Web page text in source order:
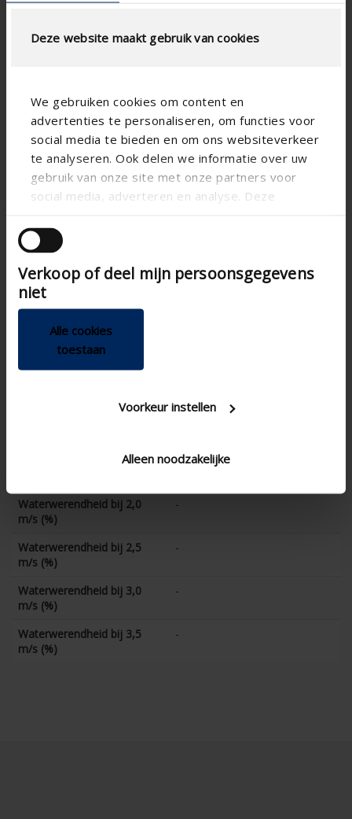
Deze website maakt gebruik van cookies
We gebruiken cookies om content en
advertenties te personaliseren, om functies voor
social media te bieden en om ons websiteverkeer
te analyseren. Ook delen we informatie over uw
gebruik van onze site met onze partners voor
social media, adverteren en analyse. Deze
andere informatie die u aan ze heeft verstrekt of
die ze hebben verzameld op basis van uw gebruik
van hun services.
Verkoop of deel mijn persoonsgegevens
niet
Alle cookies
toestaan
Voorkeur instellen
Alleen noodzakelijke
Technische specificaties
technical.standaardgaastype
-
technical.ip_klasse
Inbouwdiepte (mm)
-
Totale roosterdiepte (mm)
CE-coëfficient
K-factor luchtafvoer
11.7
CD-coëfficient
Waterwerendheid bij 0 m/s
Waterwerendheid bij 0,5
Waterwerendheid bij 1,5
-
Waterwerendheid bij 2,0
m/s (%)
-
Waterwerendheid bij 2,5
m/s (%)
-
Waterwerendheid bij 3,0
m/s (%)
-
Waterwerendheid bij 3,5
m/s (%)
-